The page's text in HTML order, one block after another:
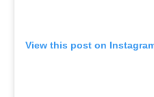
View this post on